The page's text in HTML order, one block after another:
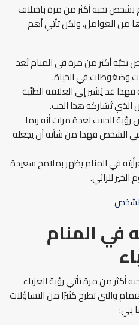
بشخص تحبه أكثر من مرة باختلاف
من العوامل، ولكن تأتي أهم
تحبُّه أكثر من مرة في المنام تُعد
وضغوطات في الحياة.
قد يُشير إلى العلاقة الطيِّبة
الذي تُشاركه هذا الحب.
الحبيب لعدة مرات أنه ربما
في الشخص فهذا من شأنه أن يجعله
في المنام يظهر بملامح سعيدة
للرائي.
المنام
أكثر من مرة تأتي رؤية العزباء
والتي تطرح كثيرًا من التساؤلات
يلي: